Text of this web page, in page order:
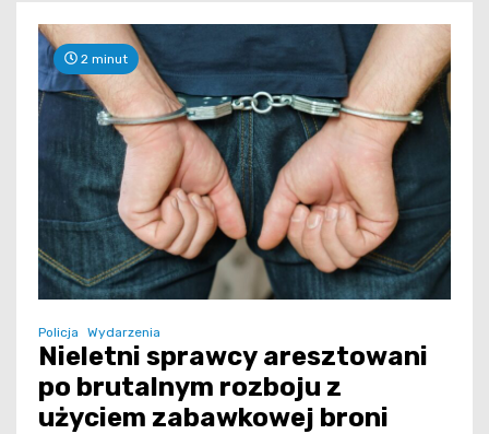
2 minut
Policja Wydarzenia
Nieletni sprawcy aresztowani
po brutalnym rozboju z
użyciem zabawkowej broni